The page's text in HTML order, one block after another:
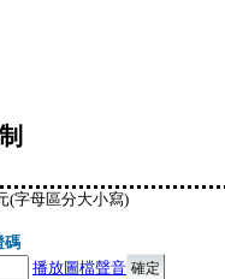
(字母區分大小寫)
碼
播放圖檔聲音